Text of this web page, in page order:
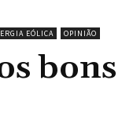
EÓLICA OPINIÃO